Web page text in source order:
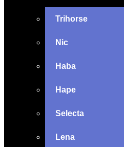
Trihorse
Nic
Haba
Hape
Selecta
Lena